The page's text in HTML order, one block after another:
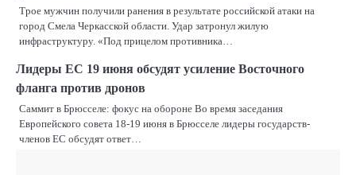
Трое мужчин получили ранения в результате российской атаки на
город Смела Черкасской области. Удар затронул жилую
инфраструктуру. «Под прицелом противника…
Лидеры ЕС 19 июня обсудят усиление Восточного
фланга против дронов
Саммит в Брюсселе: фокус на обороне Во время заседания
Европейского совета 18-19 июня в Брюсселе лидеры государств-
членов ЕС обсудят ответ…